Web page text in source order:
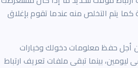
يتم التخلص منه عندما تقوم بإغلاق
أجل حفظ معلومات دخولك وخيارات
بينما تبقى ملفات تعريف ارتباط